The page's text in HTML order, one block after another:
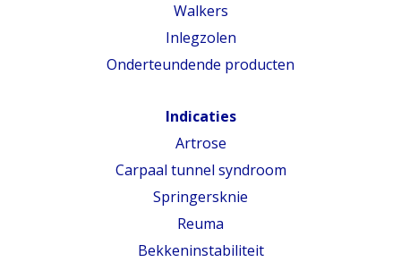
Walkers
Inlegzolen
Onderteundende producten
Indicaties
Artrose
Carpaal tunnel syndroom
Springersknie
Reuma
Bekkeninstabiliteit